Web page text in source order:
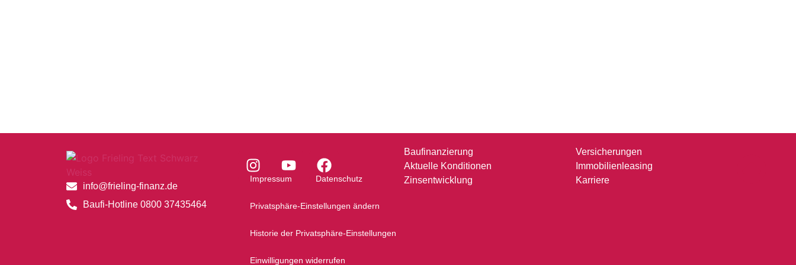
info@frieling-finanz.de
Baufi-Hotline 0800 37435464
Impressum Datenschutz
Privatsphäre-Einstellungen ändern
Historie der Privatsphäre-Einstellungen
Einwilligungen widerrufen
Baufinanzierung
Aktuelle Konditionen
Zinsentwicklung
Versicherungen
Immobilienleasing
Karriere